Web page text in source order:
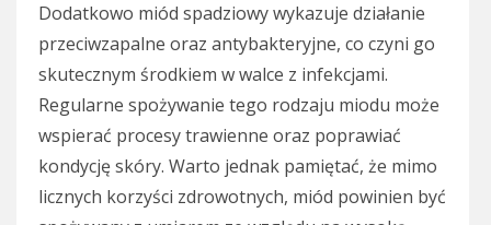
Dodatkowo miód spadziowy wykazuje działanie
przeciwzapalne oraz antybakteryjne, co czyni go
skutecznym środkiem w walce z infekcjami.
Regularne spożywanie tego rodzaju miodu może
wspierać procesy trawienne oraz poprawiać
kondycję skóry. Warto jednak pamiętać, że mimo
licznych korzyści zdrowotnych, miód powinien być